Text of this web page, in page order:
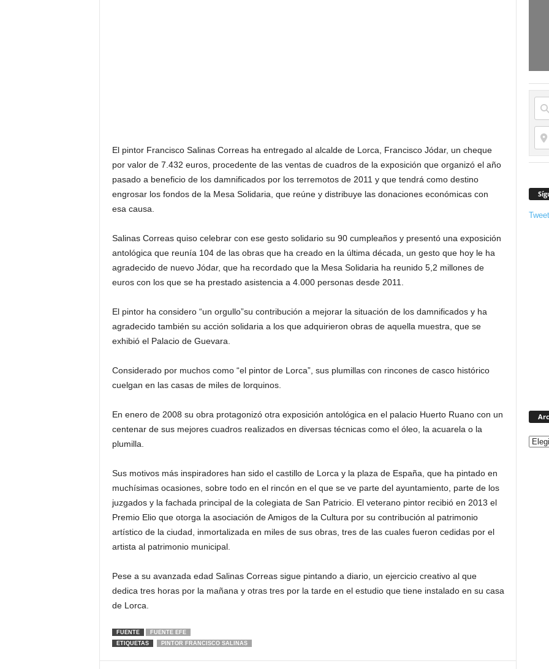
El pintor Francisco Salinas Correas ha entregado al alcalde de Lorca, Francisco Jódar, un cheque
por valor de 7.432 euros, procedente de las ventas de cuadros de la exposición que organizó el año
pasado a beneficio de los damnificados por los terremotos de 2011 y que tendrá como destino
engrosar los fondos de la Mesa Solidaria, que reúne y distribuye las donaciones económicas con
esa causa.
Salinas Correas quiso celebrar con ese gesto solidario su 90 cumpleaños y presentó una exposición
antológica que reunía 104 de las obras que ha creado en la última década, un gesto que hoy le ha
agradecido de nuevo Jódar, que ha recordado que la Mesa Solidaria ha reunido 5,2 millones de
euros con los que se ha prestado asistencia a 4.000 personas desde 2011.
El pintor ha considero “un orgullo”su contribución a mejorar la situación de los damnificados y ha
agradecido también su acción solidaria a los que adquirieron obras de aquella muestra, que se
exhibió el Palacio de Guevara.
Considerado por muchos como “el pintor de Lorca”, sus plumillas con rincones de casco histórico
cuelgan en las casas de miles de lorquinos.
En enero de 2008 su obra protagonizó otra exposición antológica en el palacio Huerto Ruano con un
centenar de sus mejores cuadros realizados en diversas técnicas como el óleo, la acuarela o la
plumilla.
Sus motivos más inspiradores han sido el castillo de Lorca y la plaza de España, que ha pintado en
muchísimas ocasiones, sobre todo en el rincón en el que se ve parte del ayuntamiento, parte de los
juzgados y la fachada principal de la colegiata de San Patricio. El veterano pintor recibió en 2013 el
Premio Elio que otorga la asociación de Amigos de la Cultura por su contribución al patrimonio
artístico de la ciudad, inmortalizada en miles de sus obras, tres de las cuales fueron cedidas por el
artista al patrimonio municipal.
Pese a su avanzada edad Salinas Correas sigue pintando a diario, un ejercicio creativo al que
dedica tres horas por la mañana y otras tres por la tarde en el estudio que tiene instalado en su casa
de Lorca.
FUENTE
FUENTE EFE
ETIQUETAS
PINTOR FRANCISCO SALINAS